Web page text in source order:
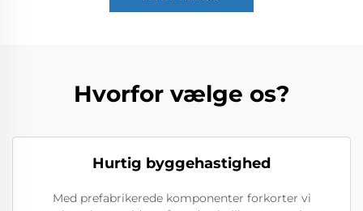
Hvorfor vælge os?
Hurtig byggehastighed
Med prefabrikerede komponenter forkorter vi